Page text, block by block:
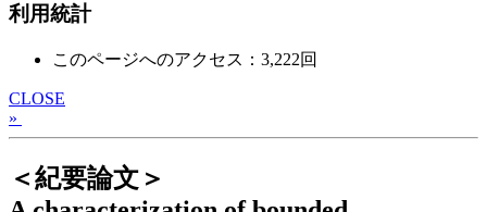
利用統計
このページへのアクセス：3,222回
CLOSE
»
＜紀要論文＞